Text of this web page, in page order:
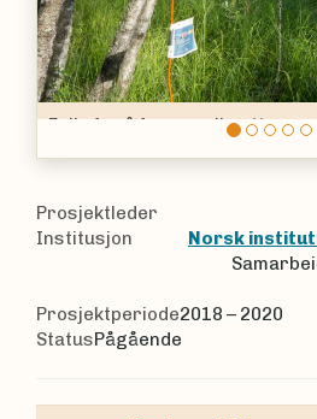
Ettersom
Prosjektleder
Institusjon
Norsk
Prosjektperiode2018 – 2020
StatusPågående